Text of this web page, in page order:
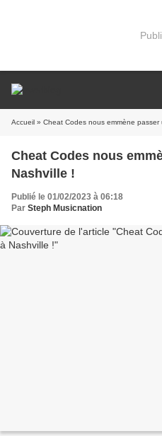
Accueil » Cheat Codes nous emmène passer
Cheat Codes nous
Nashville !
Publié le 01/02/2023 à 06:18
Par Steph Musicnation